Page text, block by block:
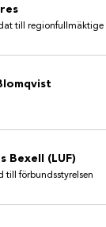
till regionfullmäktige
Bexell (LUF)
till förbundsstyrelsen